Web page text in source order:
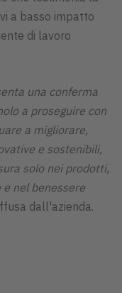
a basso impatto
di lavoro
una conferma
a proseguire con
a migliorare,
e sostenibili,
solo nei prodotti,
nel benessere
dall'azienda.